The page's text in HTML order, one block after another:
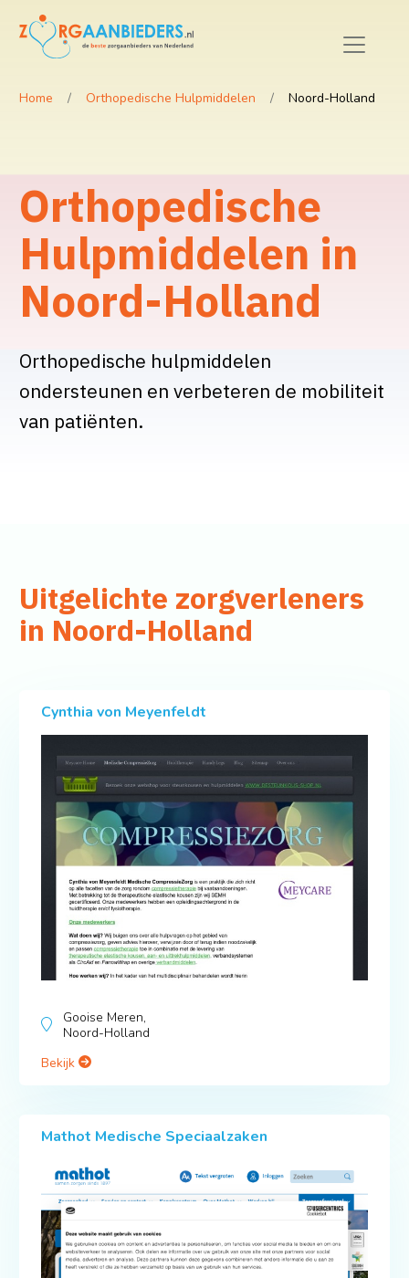
Home Orthopedische Hulpmiddelen Noord-Holland
Orthopedische
Hulpmiddelen in
Noord-Holland
Orthopedische hulpmiddelen
ondersteunen en verbeteren de mobiliteit
van patiënten.
Uitgelichte zorgverleners
in Noord-Holland
Cynthia von Meyenfeldt
Gooise Meren,
Noord-Holland
Bekijk
Mathot Medische Speciaalzaken